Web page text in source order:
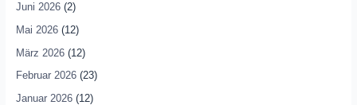
Juni 2026(2)
Mai 2026(12)
März 2026(12)
Februar 2026(23)
Januar 2026(12)